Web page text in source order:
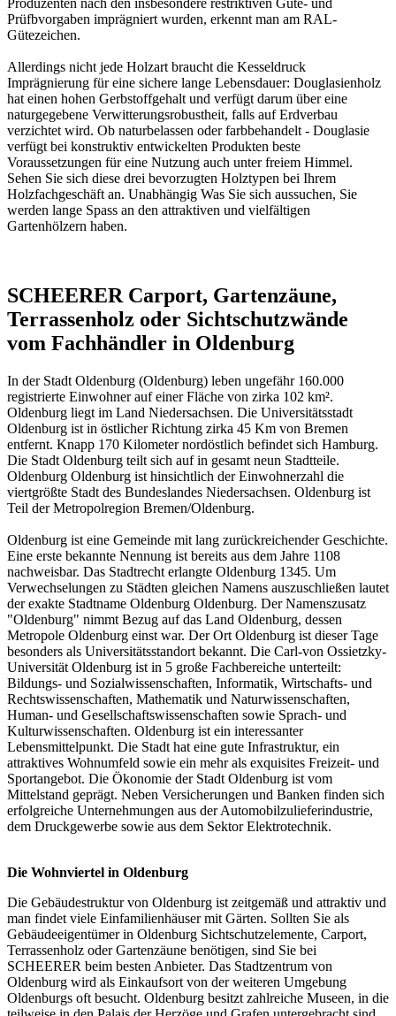
Produzenten nach den insbesondere restriktiven Güte- und
Prüfbvorgaben imprägniert wurden, erkennt man am RAL-
Gütezeichen.
Allerdings nicht jede Holzart braucht die Kesseldruck
Imprägnierung für eine sichere lange Lebensdauer: Douglasienholz
hat einen hohen Gerbstoffgehalt und verfügt darum über eine
naturgegebene Verwitterungsrobustheit, falls auf Erdverbau
verzichtet wird. Ob naturbelassen oder farbbehandelt - Douglasie
verfügt bei konstruktiv entwickelten Produkten beste
Voraussetzungen für eine Nutzung auch unter freiem Himmel.
Sehen Sie sich diese drei bevorzugten Holztypen bei Ihrem
Holzfachgeschäft an. Unabhängig Was Sie sich aussuchen, Sie
werden lange Spass an den attraktiven und vielfältigen
Gartenhölzern haben.
SCHEERER Carport, Gartenzäune,
Terrassenholz oder Sichtschutzwände
vom Fachhändler in Oldenburg
In der Stadt Oldenburg (Oldenburg) leben ungefähr 160.000
registrierte Einwohner auf einer Fläche von zirka 102 km².
Oldenburg liegt im Land Niedersachsen. Die Universitätsstadt
Oldenburg ist in östlicher Richtung zirka 45 Km von Bremen
entfernt. Knapp 170 Kilometer nordöstlich befindet sich Hamburg.
Die Stadt Oldenburg teilt sich auf in gesamt neun Stadtteile.
Oldenburg Oldenburg ist hinsichtlich der Einwohnerzahl die
viertgrößte Stadt des Bundeslandes Niedersachsen. Oldenburg ist
Teil der Metropolregion Bremen/Oldenburg.
Oldenburg ist eine Gemeinde mit lang zurückreichender Geschichte.
Eine erste bekannte Nennung ist bereits aus dem Jahre 1108
nachweisbar. Das Stadtrecht erlangte Oldenburg 1345. Um
Verwechselungen zu Städten gleichen Namens auszuschließen lautet
der exakte Stadtname Oldenburg Oldenburg. Der Namenszusatz
"Oldenburg" nimmt Bezug auf das Land Oldenburg, dessen
Metropole Oldenburg einst war. Der Ort Oldenburg ist dieser Tage
besonders als Universitätsstandort bekannt. Die Carl-von Ossietzky-
Universität Oldenburg ist in 5 große Fachbereiche unterteilt:
Bildungs- und Sozialwissenschaften, Informatik, Wirtschafts- und
Rechtswissenschaften, Mathematik und Naturwissenschaften,
Human- und Gesellschaftswissenschaften sowie Sprach- und
Kulturwissenschaften. Oldenburg ist ein interessanter
Lebensmittelpunkt. Die Stadt hat eine gute Infrastruktur, ein
attraktives Wohnumfeld sowie ein mehr als exquisites Freizeit- und
Sportangebot. Die Ökonomie der Stadt Oldenburg ist vom
Mittelstand geprägt. Neben Versicherungen und Banken finden sich
erfolgreiche Unternehmungen aus der Automobilzulieferindustrie,
dem Druckgewerbe sowie aus dem Sektor Elektrotechnik.
Die Wohnviertel in Oldenburg
Die Gebäudestruktur von Oldenburg ist zeitgemäß und attraktiv und
man findet viele Einfamilienhäuser mit Gärten. Sollten Sie als
Gebäudeeigentümer in Oldenburg Sichtschutzelemente, Carport,
Terrassenholz oder Gartenzäune benötigen, sind Sie bei
SCHEERER beim besten Anbieter. Das Stadtzentrum von
Oldenburg wird als Einkaufsort von der weiteren Umgebung
Oldenburgs oft besucht. Oldenburg besitzt zahlreiche Museen, in die